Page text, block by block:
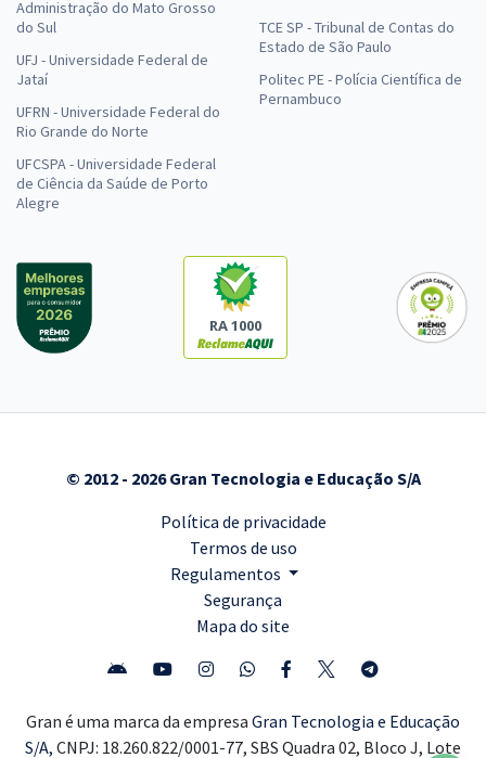
Administração do Mato Grosso
do Sul
UFJ - Universidade Federal de
Jataí
UFRN - Universidade Federal do
Rio Grande do Norte
UFCSPA - Universidade Federal
de Ciência da Saúde de Porto
Alegre
TCE SP - Tribunal de Contas do
Estado de São Paulo
Politec PE - Polícia Científica de
Pernambuco
RA 1000
© 2012 - 2026 Gran Tecnologia e Educação S/A
Política de privacidade
Termos de uso
Regulamentos
Segurança
Mapa do site
Gran é uma marca da empresa Gran Tecnologia e Educação
S/A, CNPJ: 18.260.822/0001-77, SBS Quadra 02, Bloco J, Lote